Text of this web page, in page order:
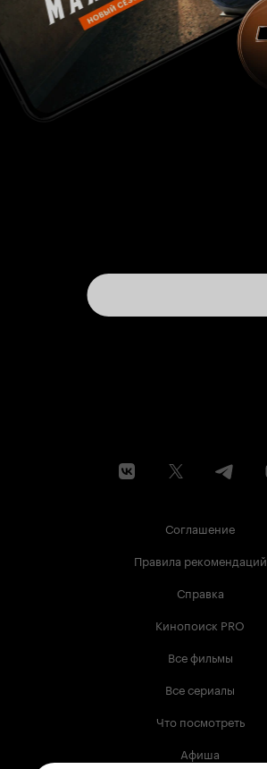
Соглашение
Правила рекомендаций
Справка
Кинопоиск PRO
Все фильмы
Все сериалы
Что посмотреть
Афиша